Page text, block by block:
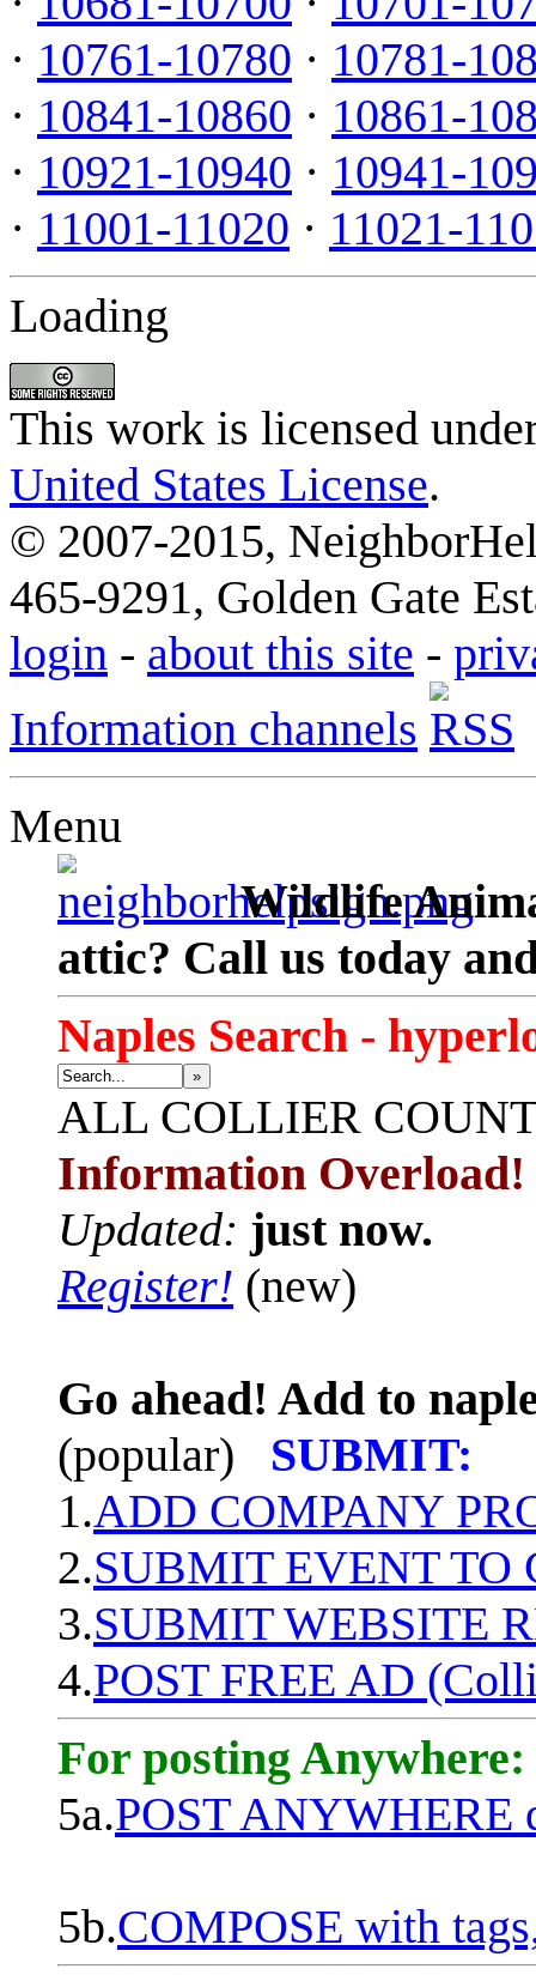
· 10761-10780 · 10781-
· 10841-10860 · 10861-
· 10921-10940 · 10941-
· 11001-11020 · 11021-
Loading
This work is licensed
United States License.
© 2007-2015,
465-9291, Golden Gate
login - about this site -
Information channels
Menu
Wildlife
attic? Call us today
Naples Search -
»
ALL COLLIER
Information Overload!
Updated: just now.
Register! (new)
Go ahead! Add to
(popular)
SUBMIT:
1.ADD COMPANY
2.SUBMIT EVENT TO
3.SUBMIT WEBSITE
4.POST FREE AD
For posting Anywhere:
5a.POST ANYWHERE
5b.COMPOSE with